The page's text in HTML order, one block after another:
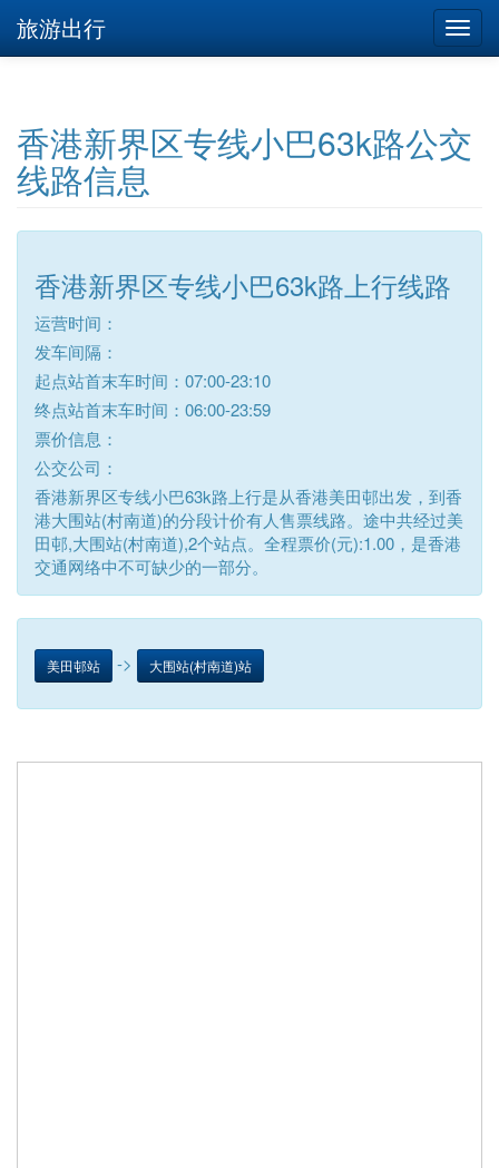
旅游出行
香港新界区专线小巴63k路公交
线路信息
香港新界区专线小巴63k路上行线路
运营时间：
发车间隔：
起点站首末车时间：07:00-23:10
终点站首末车时间：06:00-23:59
票价信息：
公交公司：
香港新界区专线小巴63k路上行是从香港美田邨出发，到香
港大围站(村南道)的分段计价有人售票线路。途中共经过美
田邨,大围站(村南道),2个站点。全程票价(元):1.00，是香港
交通网络中不可缺少的一部分。
美田邨站 -> 大围站(村南道)站